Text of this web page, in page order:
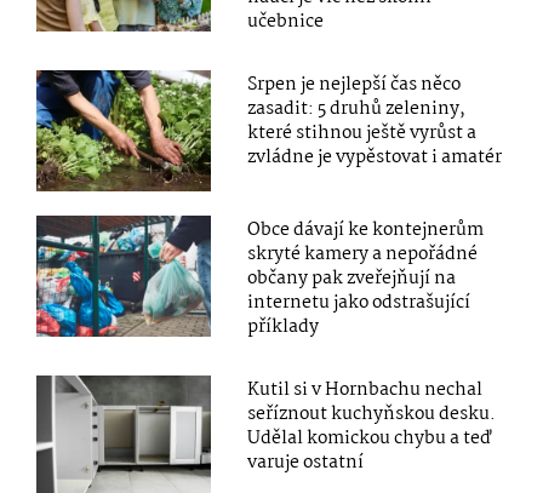
učebnice
Srpen je nejlepší čas něco
zasadit: 5 druhů zeleniny,
které stihnou ještě vyrůst a
zvládne je vypěstovat i amatér
Obce dávají ke kontejnerům
skryté kamery a nepořádné
občany pak zveřejňují na
internetu jako odstrašující
příklady
Kutil si v Hornbachu nechal
seříznout kuchyňskou desku.
Udělal komickou chybu a teď
varuje ostatní